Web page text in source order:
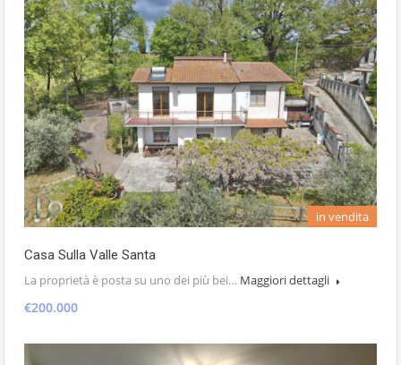
in vendita
Casa Sulla Valle Santa
La proprietà è posta su uno dei più bei… Maggiori dettagli
€200.000